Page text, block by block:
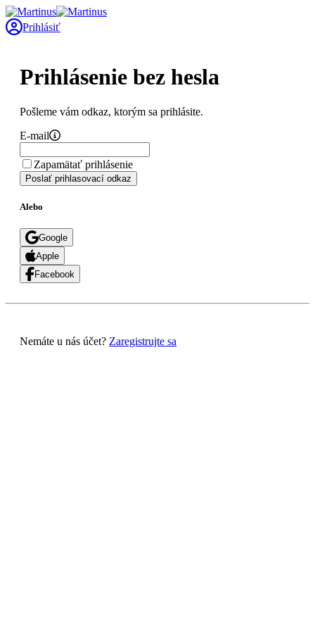
Prihlásiť
Prihlásenie bez hesla
Pošleme vám odkaz, ktorým sa prihlásite.
E-mail
Zapamätať prihlásenie
Poslať prihlasovací odkaz
Alebo
Google
Apple
Facebook
Nemáte u nás účet? Zaregistrujte sa